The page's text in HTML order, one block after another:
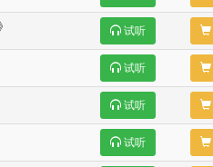
试听
试听
试听
试听